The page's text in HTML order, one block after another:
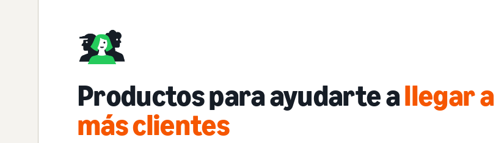
Productos para ayudarte allegar a
más clientes